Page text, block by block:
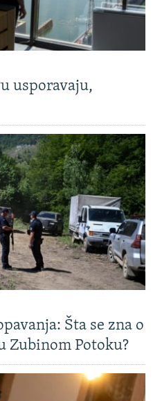
usporavaju,
Šta se zna o
Zubinom Potoku?